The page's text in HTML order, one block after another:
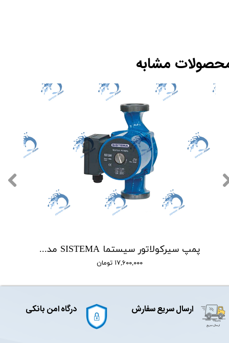
پمپ سیرکولاتور سیستما SISTEMA مدل UPR25/40-180
۱۷,۶۰۰,۰۰۰ تومان
مشابه
ارسال سریع سفارش درگاه امن بانکی